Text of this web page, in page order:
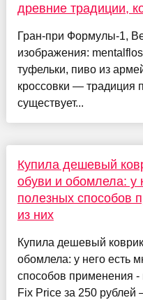
древние традиции,
Гран-при Формулы-1,
изображения:
туфельки, пиво из
кроссовки — традиция
существует...
Купила дешевый
обуви и обомлела: у
полезных способов
из них
Купила дешевый
обомлела: у него есть
способов применения -
Fix Price за 250 рублей